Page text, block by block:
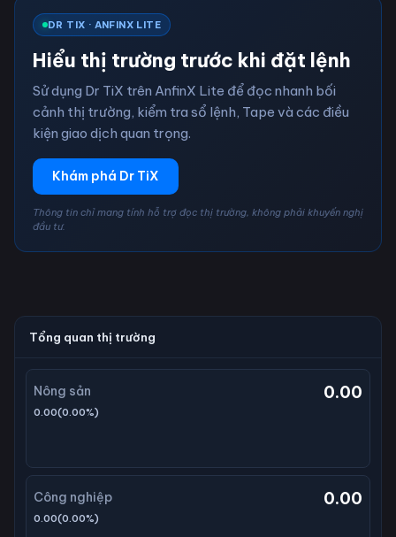
DR TIX · ANFINX LITE
Hiểu thị trường trước khi đặt lệnh
Sử dụng Dr TiX trên AnfinX Lite để đọc nhanh bối
cảnh thị trường, kiểm tra sổ lệnh, Tape và các điều
kiện giao dịch quan trọng.
Khám phá Dr TiX
Thông tin chỉ mang tính hỗ trợ đọc thị trường, không phải khuyến nghị
đầu tư.
Tổng quan thị trường
Nông sản 0.00
0.00(0.00%)
Công nghiệp 0.00
0.00(0.00%)